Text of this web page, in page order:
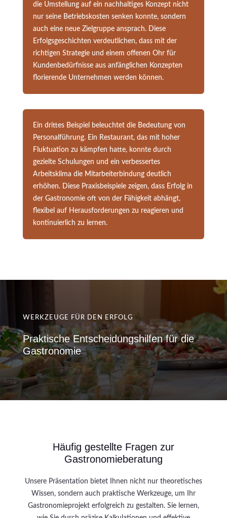
die Umstellung auf ein nachhaltiges Konzept nicht
nur seine Betriebskosten senken konnte, sondern
auch eine neue Zielgruppe ansprach. Diese
Erfolgsgeschichten verdeutlichen, dass mit der
richtigen Strategie und einem offenen Ohr für
Kundenbedürfnisse aus anfänglichen Konzepten
florierende Unternehmen werden können.
Ein drittes Beispiel beleuchtet die Bedeutung von
Personalführung. Ein Restaurant, das mit hoher
Fluktuation zu kämpfen hatte, konnte durch
gezielte Schulungen und ein verbessertes
Arbeitsklima die Mitarbeiterbindung deutlich
erhöhen. Diese Praxisbeispiele zeigen, dass Erfolg in
der Gastronomie oft von der Fähigkeit abhängt,
flexibel auf Herausforderungen zu reagieren und
kontinuierlich zu lernen.
WERKZEUGE FÜR DEN ERFOLG
Praktische Entscheidungshilfen für die
Gastronomie
Häufig gestellte Fragen zur
Gastronomieberatung
Unsere Präsentation bietet Ihnen nicht nur theoretisches
Wissen, sondern auch praktische Werkzeuge, um Ihr
Gastronomieprojekt erfolgreich zu gestalten. Sie lernen,